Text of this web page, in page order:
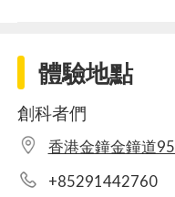
體驗地點
創科者們
香港金鐘金鐘道
+85291442760